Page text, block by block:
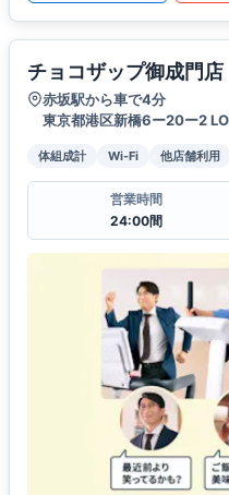
チョコザップ御成門店
赤坂駅から車で4分
東京都港区新橋6ー20ー2
体組成計 Wi-Fi 他店舗利用
営業時間
24:00間